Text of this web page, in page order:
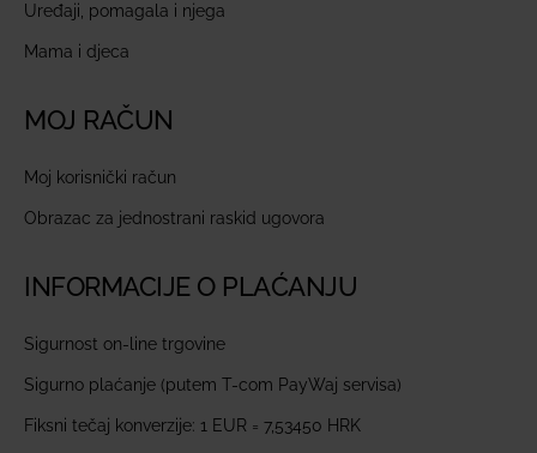
Uređaji, pomagala i njega
Mama i djeca
MOJ RAČUN
Moj korisnički račun
Obrazac za jednostrani raskid ugovora
INFORMACIJE O PLAĆANJU
Sigurnost on-line trgovine
Sigurno plaćanje (putem T-com PayWaj servisa)
Fiksni tečaj konverzije: 1 EUR = 7,53450 HRK